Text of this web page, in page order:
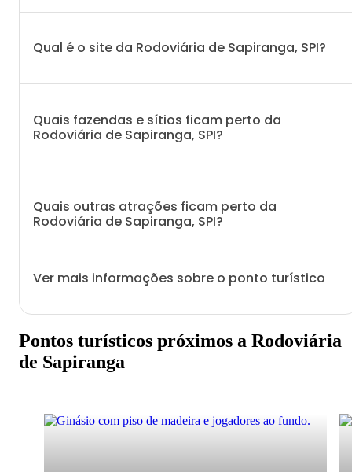
Qual é o site da Rodoviária de Sapiranga, SPI?
Quais fazendas e sítios ficam perto da
Rodoviária de Sapiranga, SPI?
Quais outras atrações ficam perto da
Rodoviária de Sapiranga, SPI?
Ver mais informações sobre o ponto turístico
Pontos turísticos próximos a Rodoviária
de Sapiranga